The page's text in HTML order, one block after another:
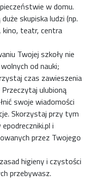
w domu.
skupiska ludzi (np.
kino, teatr, centra
Twojej szkoły nie
od nauki;
czas zawieszenia
ulubioną
swoje wiadomości
Skorzystaj przy tym
i
przez Twojego
higieny i czystości
przebywasz.